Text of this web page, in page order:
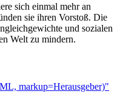
sich einmal mehr an
sie ihren Vorstoß. Die
und sozialen
Welt zu mindern.
markup=Herausgeber)"